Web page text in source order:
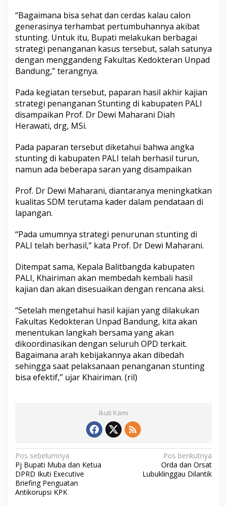
“Bagaimana bisa sehat dan cerdas kalau calon
generasinya terhambat pertumbuhannya akibat
stunting. Untuk itu, Bupati melakukan berbagai
strategi penanganan kasus tersebut, salah satunya
dengan menggandeng Fakultas Kedokteran Unpad
Bandung,” terangnya.
Pada kegiatan tersebut, paparan hasil akhir kajian
strategi penanganan Stunting di kabupaten PALI
disampaikan Prof. Dr Dewi Maharani Diah
Herawati, drg, MSi.
Pada paparan tersebut diketahui bahwa angka
stunting di kabupaten PALI telah berhasil turun,
namun ada beberapa saran yang disampaikan
Prof. Dr Dewi Maharani, diantaranya meningkatkan
kualitas SDM terutama kader dalam pendataan di
lapangan.
“Pada umumnya strategi penurunan stunting di
PALI telah berhasil,” kata Prof. Dr Dewi Maharani.
Ditempat sama, Kepala Balitbangda kabupaten
PALI, Khairiman akan membedah kembali hasil
kajian dan akan disesuaikan dengan rencana aksi.
“Setelah mengetahui hasil kajian yang dilakukan
Fakultas Kedokteran Unpad Bandung, kita akan
menentukan langkah bersama yang akan
dikoordinasikan dengan seluruh OPD terkait.
Bagaimana arah kebijakannya akan dibedah
sehingga saat pelaksanaan penanganan stunting
bisa efektif,” ujar Khairiman. (ril)
Ikuti Kami
N
a
v
Pos sebelumnya
Pj Bupati Muba dan Ketua
DPRD Ikuti Executive
Briefing Penguatan
Antikorupsi KPK
Pos berikutnya
Orda dan Orsat
Lubuklinggau Dilantik